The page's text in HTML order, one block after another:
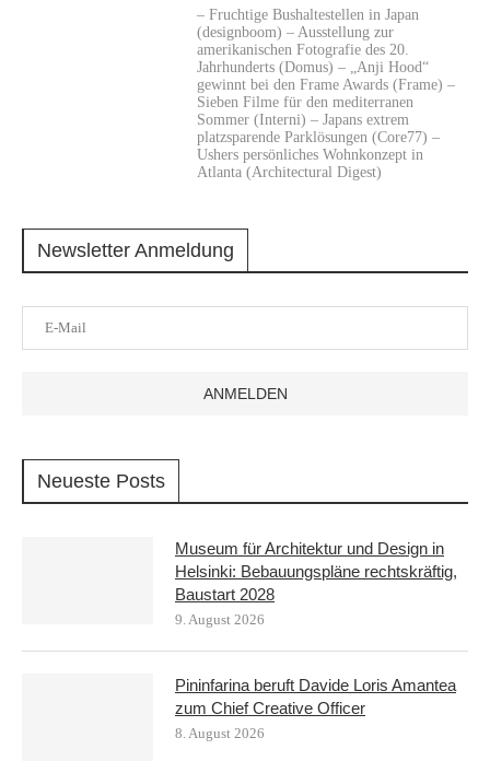
– Fruchtige Bushaltestellen in Japan
(designboom) – Ausstellung zur
amerikanischen Fotografie des 20.
Jahrhunderts (Domus) – „Anji Hood“
gewinnt bei den Frame Awards (Frame) –
Sieben Filme für den mediterranen
Sommer (Interni) – Japans extrem
platzsparende Parklösungen (Core77) –
Ushers persönliches Wohnkonzept in
Atlanta (Architectural Digest)
Newsletter Anmeldung
Neueste Posts
Museum für Architektur und Design in
Helsinki: Bebauungspläne rechtskräftig,
Baustart 2028
9. August 2026
Pininfarina beruft Davide Loris Amantea
zum Chief Creative Officer
8. August 2026